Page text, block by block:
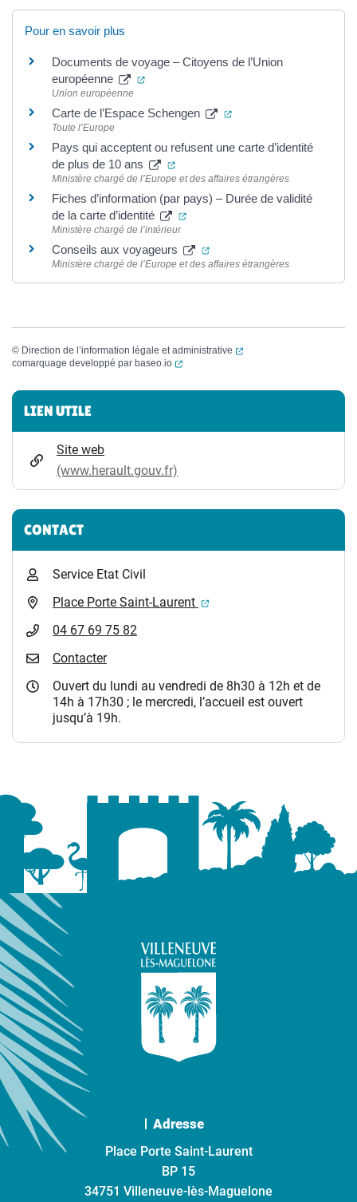
Pour en savoir plus
Documents de voyage – Citoyens de l’Union
européenne
(ouverture dans un nouvel onglet)
Union européenne
Carte de l’Espace Schengen (ouverture dans un
Toute l’Europe
Pays qui acceptent ou refusent une carte d’identité
de plus de 10 ans
(ouverture dans un nouvel onglet)
Ministère chargé de l’Europe et des affaires étrangères
Fiches d’information (par pays) – Durée de validité
de la carte d’identité
(ouverture dans un nouvel
Ministère chargé de l’intérieur
Conseils aux voyageurs (ouverture dans un nouvel
Ministère chargé de l’Europe et des affaires étrangères
© Direction de l’information légale et administrative
(ouverture dans un
comarquage developpé par baseo.io (ouverture dans un nouvel onglet)
Informations complémentaires
LIEN UTILE
Site web
(www.herault.gouv.fr)
CONTACT
Service Etat Civil
Place Porte Saint-Laurent
(ouverture dans un
04 67 69 75 82
Contacter
Ouvert du lundi au vendredi de 8h30 à 12h et de
14h à 17h30 ; le mercredi, l’accueil est ouvert
jusqu’à 19h.
Adresse
Place Porte Saint-Laurent
BP 15
34751 Villeneuve-lès-Maguelone